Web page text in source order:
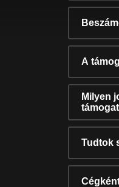
A
Milyen
Tudtok